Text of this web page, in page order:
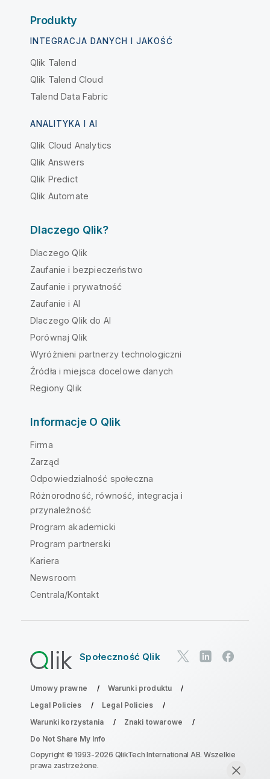
Produkty
INTEGRACJA DANYCH I JAKOŚĆ
Qlik Talend
Qlik Talend Cloud
Talend Data Fabric
ANALITYKA I AI
Qlik Cloud Analytics
Qlik Answers
Qlik Predict
Qlik Automate
Dlaczego Qlik?
Dlaczego Qlik
Zaufanie i bezpieczeństwo
Zaufanie i prywatność
Zaufanie i AI
Dlaczego Qlik do AI
Porównaj Qlik
Wyróżnieni partnerzy technologiczni
Źródła i miejsca docelowe danych
Regiony Qlik
Informacje O Qlik
Firma
Zarząd
Odpowiedzialność społeczna
Różnorodność, równość, integracja i
przynależność
Program akademicki
Program partnerski
Kariera
Newsroom
Centrala/Kontakt
Społeczność Qlik
Umowy prawne
Warunki produktu
Legal Policies
Legal Policies
Warunki korzystania
Znaki towarowe
Do Not Share My Info
Copyright © 1993-2026 QlikTech International AB. Wszelkie
prawa zastrzeżone.